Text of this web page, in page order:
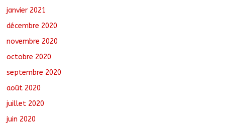
janvier 2021
décembre 2020
novembre 2020
octobre 2020
septembre 2020
août 2020
juillet 2020
juin 2020